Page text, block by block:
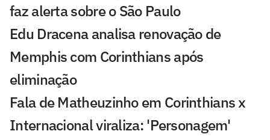
faz alerta sobre o São Paulo
Edu Dracena analisa renovação de
Memphis com Corinthians após
eliminação
Fala de Matheuzinho em Corinthians x
Internacional viraliza: 'Personagem'